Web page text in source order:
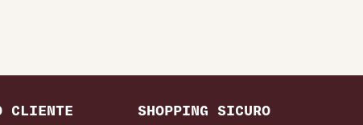
CLIENTE SHOPPING SICURO